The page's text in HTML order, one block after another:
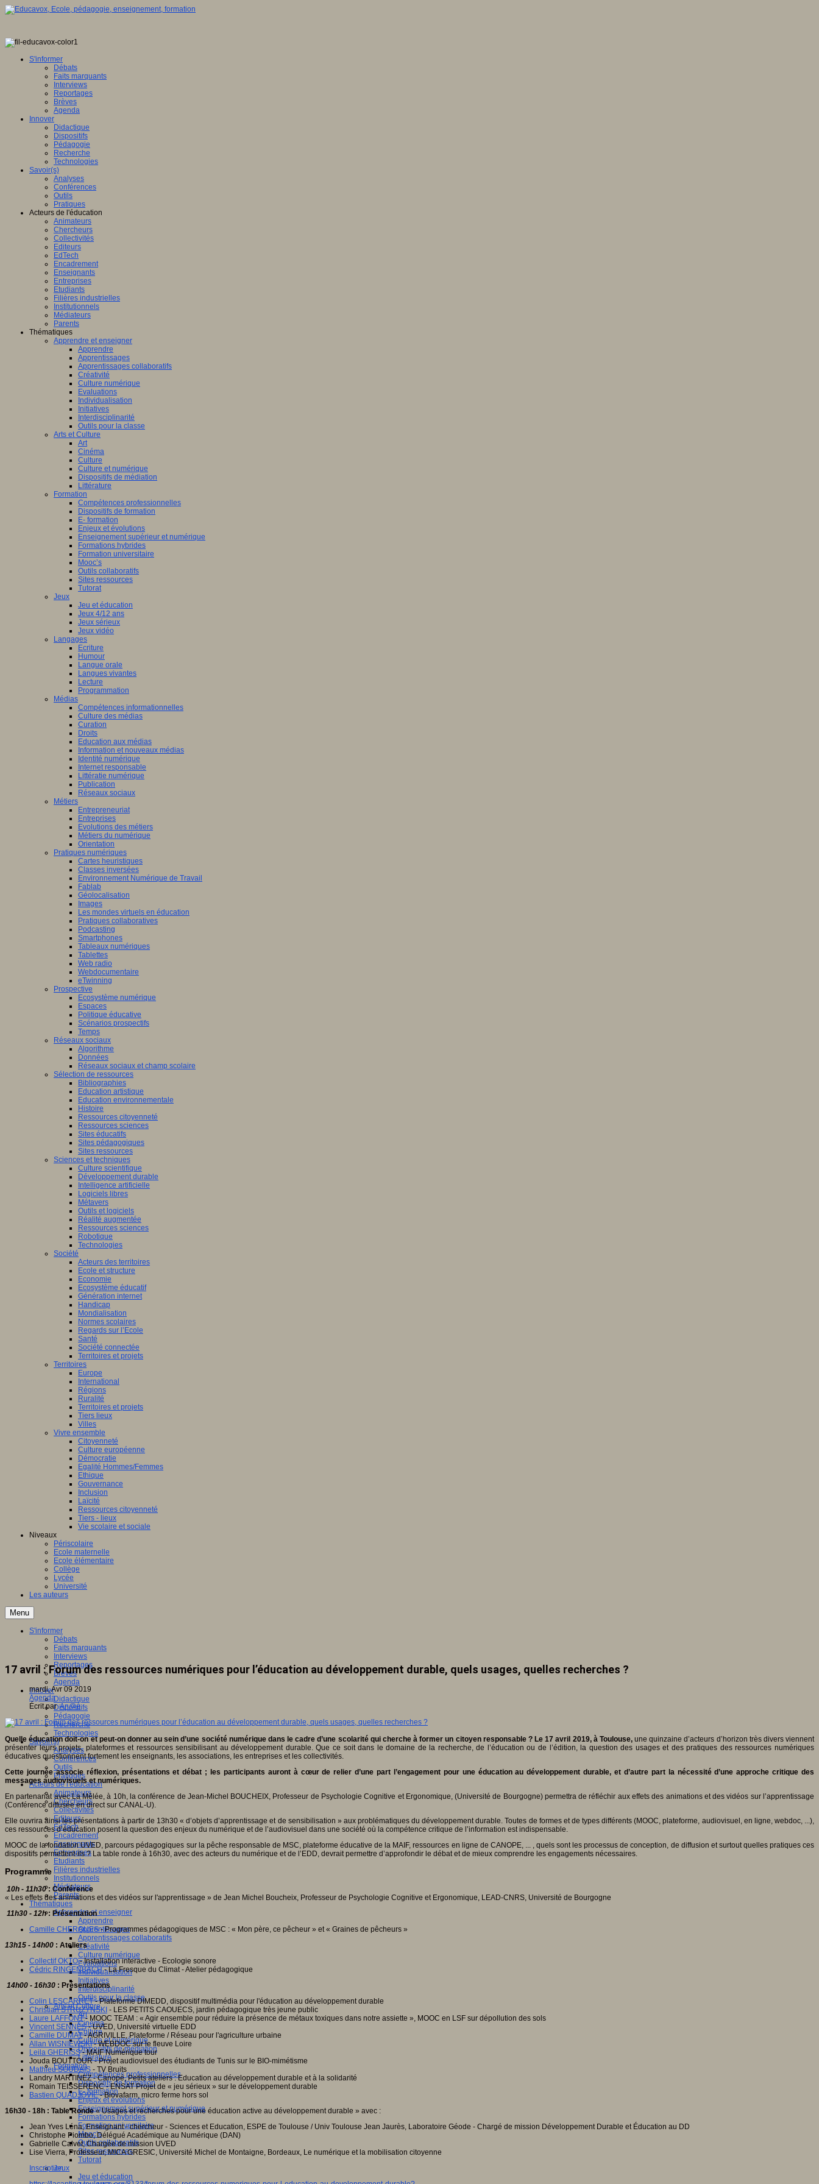
S'informer
Débats
Faits marquants
Interviews
Reportages
Brèves
Agenda
Innover
Didactique
Dispositifs
Pédagogie
Recherche
Technologies
Savoir(s)
Analyses
Conférences
Outils
Pratiques
Acteurs de l'éducation
Animateurs
Chercheurs
Collectivités
Editeurs
EdTech
Encadrement
Enseignants
Entreprises
Etudiants
Filières industrielles
Institutionnels
Médiateurs
Parents
Thématiques
Apprendre et enseigner
Apprendre
Apprentissages
Apprentissages collaboratifs
Créativité
Culture numérique
Evaluations
Individualisation
Initiatives
Interdisciplinarité
Outils pour la classe
Arts et Culture
Art
Cinéma
Culture
Culture et numérique
Dispositifs de médiation
Littérature
Formation
Compétences professionnelles
Dispositifs de formation
E- formation
Enjeux et évolutions
Enseignement supérieur et numérique
Formations hybrides
Formation universitaire
Mooc’s
Outils collaboratifs
Sites ressources
Tutorat
Jeux
Jeu et éducation
Jeux 4/12 ans
Jeux sérieux
Jeux vidéo
Langages
Ecriture
Humour
Langue orale
Langues vivantes
Lecture
Programmation
Médias
Compétences informationnelles
Culture des médias
Curation
Droits
Education aux médias
Information et nouveaux médias
Identité numérique
Internet responsable
Littératie numérique
Publication
Réseaux sociaux
Métiers
Entrepreneuriat
Entreprises
Evolutions des métiers
Métiers du numérique
Orientation
Pratiques numériques
Cartes heuristiques
Classes inversées
Environnement Numérique de Travail
Fablab
Géolocalisation
Images
Les mondes virtuels en éducation
Pratiques collaboratives
Podcasting
Smartphones
Tableaux numériques
Tablettes
Web radio
Webdocumentaire
eTwinning
Prospective
Ecosystème numérique
Espaces
Politique éducative
Scénarios prospectifs
Temps
Réseaux sociaux
Algorithme
Données
Réseaux sociaux et champ scolaire
Sélection de ressources
Bibliographies
Education artistique
Education environnementale
Histoire
Ressources citoyenneté
Ressources sciences
Sites éducatifs
Sites pédagogiques
Sites ressources
Sciences et techniques
Culture scientifique
Développement durable
Intelligence artificielle
Logiciels libres
Métavers
Outils et logiciels
Réalité augmentée
Ressources sciences
Robotique
Technologies
Société
Acteurs des territoires
Ecole et structure
Economie
Ecosystème éducatif
Génération internet
Handicap
Mondialisation
Normes scolaires
Regards sur l’Ecole
Santé
Société connectée
Territoires et projets
Territoires
Europe
International
Régions
Ruralité
Territoires et projets
Tiers lieux
Villes
Vivre ensemble
Citoyenneté
Culture européenne
Démocratie
Egalité Hommes/Femmes
Ethique
Gouvernance
Inclusion
Laïcité
Ressources citoyenneté
Tiers - lieux
Vie scolaire et sociale
Niveaux
Périscolaire
Ecole maternelle
Ecole élémentaire
Collège
Lycée
Université
Les auteurs
Menu
S'informer
Débats
Faits marquants
Interviews
Reportages
Brèves
Agenda
Innover
Didactique
Dispositifs
Pédagogie
Recherche
Technologies
Savoir(s)
Analyses
Conférences
Outils
Pratiques
Acteurs de l'éducation
Animateurs
Chercheurs
Collectivités
Editeurs
EdTech
Encadrement
Enseignants
Entreprises
Etudiants
Filières industrielles
Institutionnels
Médiateurs
Parents
Thématiques
Apprendre et enseigner
Apprendre
Apprentissages
Apprentissages collaboratifs
Créativité
Culture numérique
Evaluations
Individualisation
Initiatives
Interdisciplinarité
Outils pour la classe
Arts et Culture
Art
Cinéma
Culture
Culture et numérique
Dispositifs de médiation
Littérature
Formation
Compétences professionnelles
Dispositifs de formation
E- formation
Enjeux et évolutions
Enseignement supérieur et numérique
Formations hybrides
Formation universitaire
Mooc’s
Outils collaboratifs
Sites ressources
Tutorat
Jeux
Jeu et éducation
17 avril : Forum des ressources numériques pour l’éducation au développement durable, quels usages, quelles recherches ?
mardi, Avr 09 2019
Agenda
Écrit parAn@é
Quelle éducation doit-on et peut-on donner au sein d’une société numérique dans le cadre d’une scolarité qui cherche à former un citoyen responsable ? Le 17 avril 2019, à Toulouse, une quinzaine d’acteurs d’horizon très divers viennent
présenter leurs projets, plateformes et ressources sensibilisant au développement durable. Que ce soit dans le domaine de la recherche, de l’éducation ou de l’édition, la question des usages et des pratiques des ressources numériques
éducatives questionnent fortement les enseignants, les associations, les entreprises et les collectivités.
Cette journée associe réflexion, présentations et débat ; les participants auront à cœur de relier d’une part l’engagement pour une éducation au développement durable, et d’autre part la nécessité d’une approche critique des
messages audiovisuels et numériques.
En partenariat avec La Mêlée, à 10h, la conférence de Jean-Michel BOUCHEIX, Professeur de Psychologie Cognitive et Ergonomique, (Université de Bourgogne) permettra de réfléchir aux effets des animations et des vidéos sur l’apprentissage
(Conférence diffusée en direct sur CANAL-U).
Elle ouvrira ainsi les présentations à partir de 13h30 « d’objets d’apprentissage et de sensibilisation » aux problématiques du développement durable. Toutes de formes et de types différents (MOOC, plateforme, audiovisuel, en ligne, webdoc, ...),
ces ressources d’éducation posent la question des enjeux du numérique et de l’audiovisuel dans une société où la compétence critique de l’information est indispensable.
MOOC de la fondation UVED, parcours pédagogiques sur la pêche responsable de MSC, plateforme éducative de la MAIF, ressources en ligne de CANOPE, ... , quels sont les processus de conception, de diffusion et surtout quelles pratiques ces
dispositifs permettent-ils ? La table ronde à 16h30, avec des acteurs du numérique et de l’EDD, devrait permettre d’approfondir le débat et de mieux comprendre les engagements nécessaires.
Programme
10h - 11h30: Conférence
« Les effets des animations et des vidéos sur l'apprentissage » de Jean Michel Boucheix, Professeur de Psychologie Cognitive et Ergonomique, LEAD-CNRS, Université de Bourgogne
11h30 - 12h: Présentation
Camille CHERQUES- Programmes pédagogiques de MSC : « Mon père, ce pêcheur » et « Graines de pêcheurs »
13h15 - 14h00 : Ateliers
Collectif OKTO- Installation interactive - Ecologie sonore
Cédric RINGENBACH- La Fresque du Climat - Atelier pédagogique
14h00 - 16h30 : Présentations
Colin LESCARRET- Plateforme DIMEDD, dispositif multimédia pour l'éducation au développement durable
Christian STRUZYNSKI - LES PETITS CAOUECS, jardin pédagogique très jeune public
Laure LAFFONT- MOOC TEAM : « Agir ensemble pour réduire la présence de métaux toxiques dans notre assiette », MOOC en LSF sur dépollution des sols
Vincent SENNES- UVED, Université virtuelle EDD
Camille DUMAT- AGRIVILLE, Plateforme / Réseau pour l'agriculture urbaine
Allan WISNIEWSKI- WEBDOC sur le fleuve Loire
Leila GHERISS- MAIF Numérique tour
Jouda BOUTTOUR - Projet audiovisuel des étudiants de Tunis sur le BIO-mimétisme
Mathieu SOUDAIS - TV Bruits
Landry MARTINEZ - Canopé, Petits ateliers : Education au développement durable et à la solidarité
Romain TEISSERENC - ENSAT Projet de « jeu sérieux » sur le développement durable
Bastien QUADJOVIE- Biovafarm, micro ferme hors sol
16h30 - 18h : Table Ronde« Usages et recherches pour une éducation active au développement durable » avec :
Jean Yves Léna, Enseignant - chercheur - Sciences et Education, ESPE de Toulouse / Univ Toulouse Jean Jaurès, Laboratoire Géode - Chargé de mission Développement Durable et Éducation au DD
Christophe Piombo, Délégué Académique au Numérique (DAN)
Gabrielle Calvet, Chargée de mission UVED
Lise Vierra, Professeur, MICA GRESIC, Université Michel de Montaigne, Bordeaux, Le numérique et la mobilisation citoyenne
Inscription